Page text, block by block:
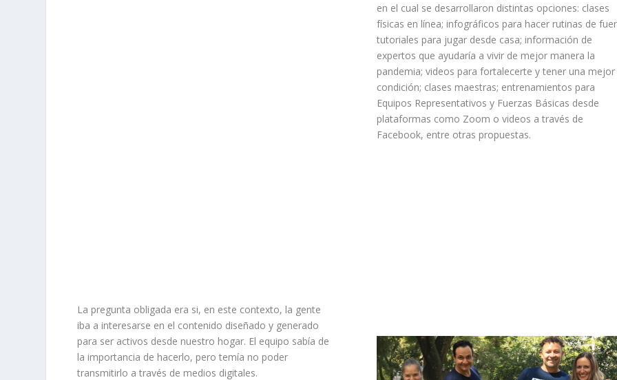
en el cual se desarrollaron distintas opciones: clases
físicas en línea; infográficos para hacer rutinas de
tutoriales para jugar desde casa; información de
expertos que ayudaría a vivir de mejor manera la
pandemia; videos para fortalecerte y tener una mejor
condición; clases maestras; entrenamientos para
Equipos Representativos y Fuerzas Básicas desde
plataformas como Zoom o videos a través de
Facebook, entre otras propuestas.
La pregunta obligada era si, en este contexto, la gente
iba a interesarse en el contenido diseñado y generado
para ser activos desde nuestro hogar. El equipo sabía de
la importancia de hacerlo, pero temía no poder
transmitirlo a través de medios digitales.